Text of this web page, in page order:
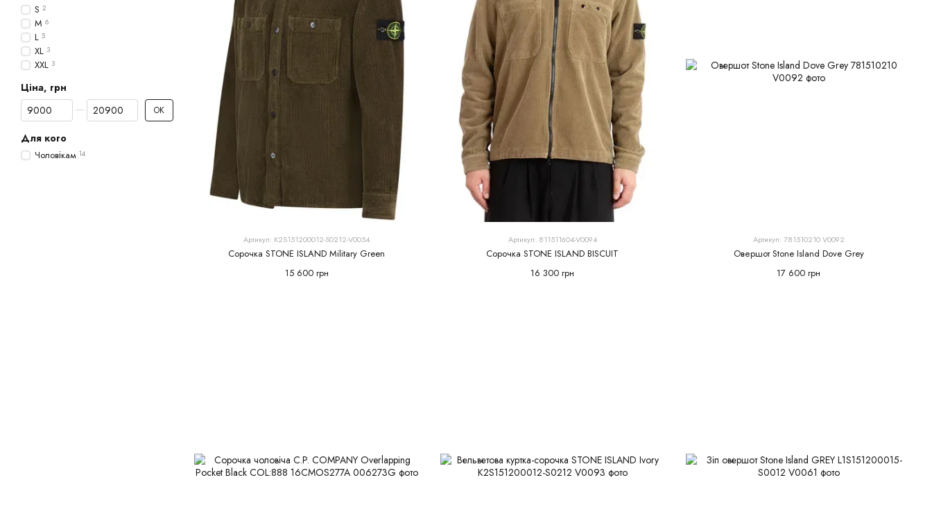
Артикул: K2S151200012-S0212-V0054
Сорочка STONE ISLAND Military Green
15 600 грн
Артикул: 811511604-V0094
Сорочка STONE ISLAND BISCUIT
16 300 грн
Артикул: 781510210 V0092
Овершот Stone Island Dove Grey
17 600 грн
S 2
M 6
L 5
XL 3
XXL 3
Ціна, грн
От Ціна, грн
До Ціна, грн ОК
Для кого
Чоловікам 14